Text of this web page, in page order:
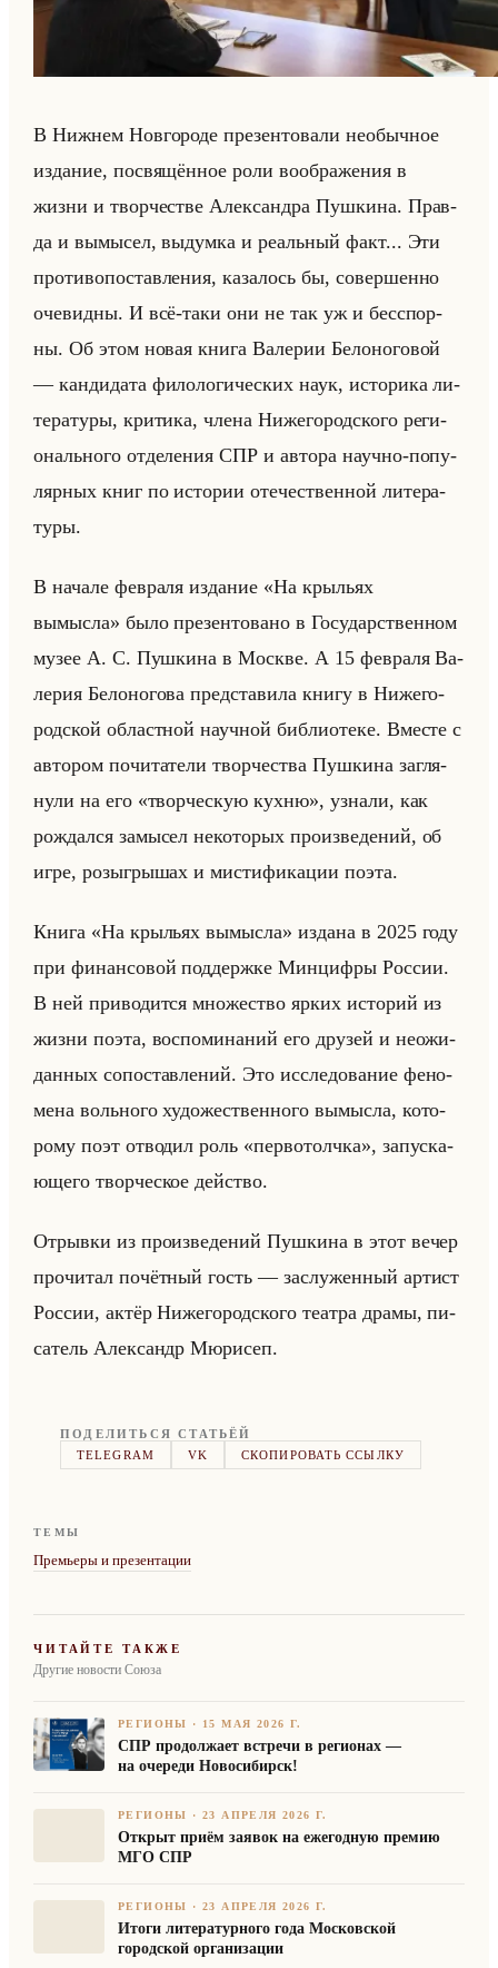
В Ниж­нем Нов­го­ро­де пре­зен­то­ва­ли необыч­ное
из­да­ние, по­свя­щён­ное роли во­об­ра­же­ния в
жизни и твор­че­стве Алек­сандра Пуш­ки­на. Прав­
да и вы­мы­сел, вы­дум­ка и ре­альный факт... Эти
про­ти­во­по­став­ле­ния, ка­за­лось бы, со­вер­шен­но
оче­вид­ны. И всё-таки они не так уж и бес­спор­
ны. Об этом новая книга Ва­ле­рии Бе­ло­но­го­вой
— кан­ди­да­та фи­ло­ло­ги­че­ских наук, ис­то­ри­ка ли­
те­ра­ту­ры, кри­ти­ка, члена Ни­же­го­род­ско­го ре­ги­
онально­го от­де­ле­ния СПР и ав­то­ра на­уч­но-по­пу­
ляр­ных книг по ис­то­рии оте­че­ствен­ной ли­те­ра­
ту­ры.
В на­ча­ле фев­ра­ля из­да­ние «На крыльях
вымысла» было пре­зен­то­ва­но в Го­су­дар­ствен­ном
музее А. С. Пуш­ки­на в Москве. А 15 фев­ра­ля Ва­
ле­рия Бе­ло­но­го­ва пред­ста­ви­ла книгу в Ни­же­го­
род­ской об­ласт­ной на­уч­ной биб­лио­те­ке. Вме­сте с
ав­то­ром по­чи­та­те­ли твор­че­ства Пуш­ки­на за­гля­
ну­ли на его «творческую кухню», узна­ли, как
рож­дал­ся за­мы­сел неко­то­рых про­из­ве­де­ний, об
игре, розыг­ры­шах и ми­сти­фи­ка­ции поэта.
Книга «На крыльях вымысла» из­да­на в 2025 году
при фи­нан­со­вой под­держ­ке Мин­циф­ры Рос­сии.
В ней при­во­дит­ся мно­же­ство ярких ис­то­рий из
жизни поэта, вос­по­ми­на­ний его дру­зей и неожи­
дан­ных со­по­став­ле­ний. Это ис­сле­до­ва­ние фе­но­
ме­на вольно­го ху­до­же­ствен­но­го вы­мыс­ла, ко­то­
ро­му поэт от­во­дил роль «первотолчка», за­пус­ка­
юще­го твор­че­ское действо.
От­рыв­ки из про­из­ве­де­ний Пуш­ки­на в этот вечер
про­чи­тал по­чёт­ный гость — за­слу­жен­ный ар­тист
Рос­сии, актёр Ни­же­го­род­ско­го те­ат­ра драмы, пи­
са­тель Алек­сандр Мю­ри­сеп.
ПОДЕЛИТЬСЯ СТАТЬЁЙ
TELEGRAM
VK СКОПИРОВАТЬ ССЫЛКУ
ТЕМЫ
Премьеры и презентации
ЧИТАЙТЕ ТАКЖЕ
Другие новости Союза
РЕГИОНЫ · 15 МАЯ 2026 Г.
СПР продолжает встречи в регионах —
на очереди Новосибирск!
РЕГИОНЫ ·23 АПРЕЛЯ 2026 Г.
Открыт приём заявок на ежегодную премию
МГО СПР
РЕГИОНЫ ·23 АПРЕЛЯ 2026 Г.
Итоги литературного года Московской
городской организации